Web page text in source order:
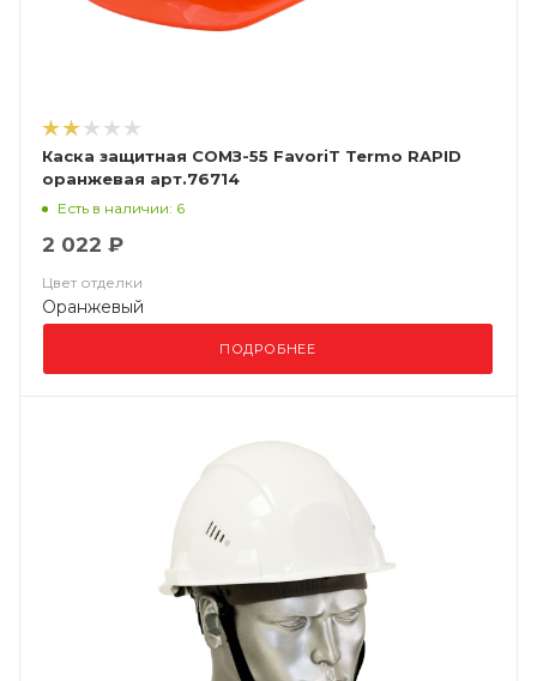
Каска защитная СОМЗ-55 FavoriT Termo RAPID
оранжевая арт.76714
Есть в наличии: 6
2 022 ₽
Цвет отделки
Оранжевый
ПОДРОБНЕЕ